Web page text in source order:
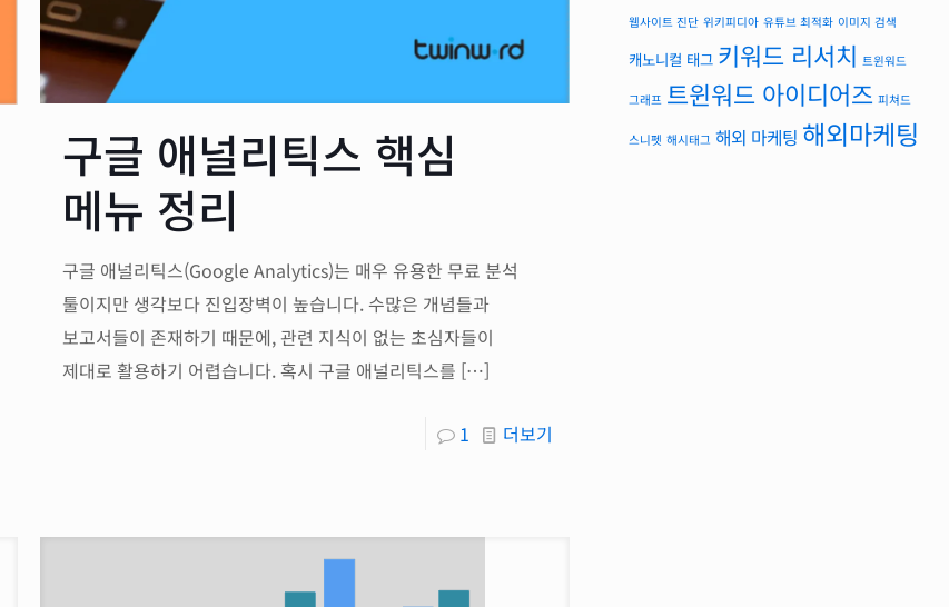
구글 애널리틱스 핵심
메뉴 정리
구글 애널리틱스(Google Analytics)는 매우 유용한 무료 분석
툴이지만 생각보다 진입장벽이 높습니다. 수많은 개념들과
보고서들이 존재하기 때문에, 관련 지식이 없는 초심자들이
제대로 활용하기 어렵습니다. 혹시 구글 애널리틱스를 […]
1 더보기
웹사이트 진단 위키피디아 유튜브 최적화 이미지 검색
캐노니컬 태그 키워드 리서치 트윈워드
그래프 트윈워드 아이디어즈 피쳐드
스니펫 해시태그 해외 마케팅 해외마케팅